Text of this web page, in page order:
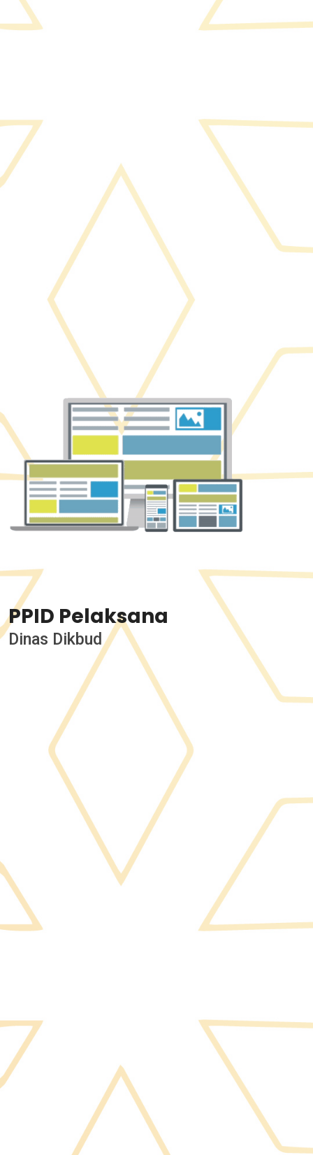
PPID Pelaksana
Dinas Dikbud